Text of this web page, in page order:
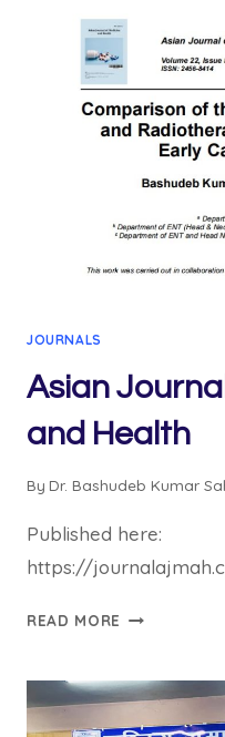
2025
JOURNALS
Asian
and Health
By Dr. Bashudeb Kumar
Published here:
https://
READ MORE ASIAN
MEDICINE
AND